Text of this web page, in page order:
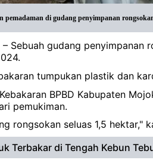
pemadaman di gudang penyimpanan
Sebuah gudang penyimpanan
tumpukan plastik dan
BPBD Kabupaten
pemukiman.
rongsokan seluas 1,5 hektar,"
Terbakar di Tengah Kebun